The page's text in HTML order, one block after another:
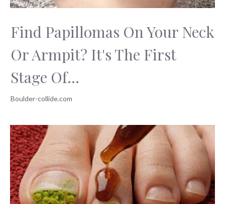
Find Papillomas On Your Neck
Or Armpit? It's The First
Stage Of...